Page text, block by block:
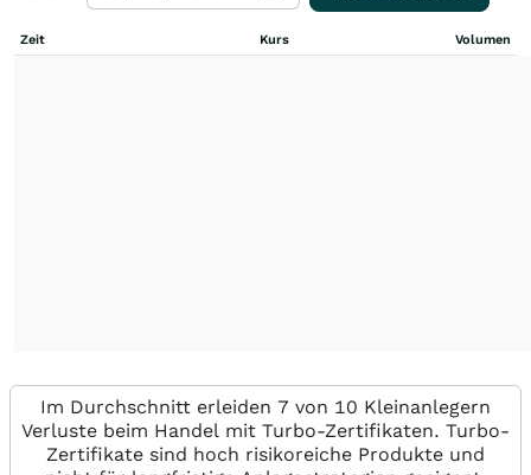
Zeit Kurs Volumen
Im Durchschnitt erleiden 7 von 10 Kleinanlegern
Verluste beim Handel mit Turbo-Zertifikaten. Turbo-
Zertifikate sind hoch risikoreiche Produkte und